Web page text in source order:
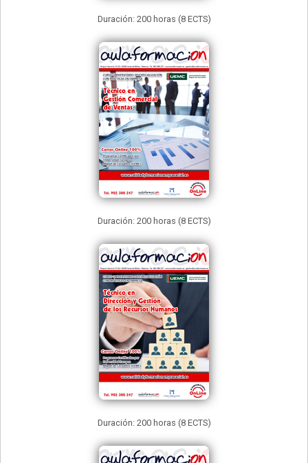
Duración: 200 horas (8 ECTS)
Duración: 200 horas (8 ECTS)
Duración: 200 horas (8 ECTS)